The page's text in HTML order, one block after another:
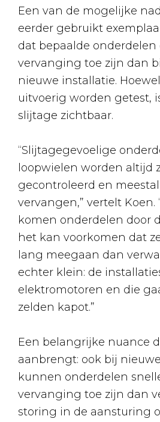
Een van de mogelijke
eerder gebruikt
dat bepaalde onderdelen
vervanging toe zijn dan
nieuwe installatie.
uitvoerig worden getest,
slijtage zichtbaar.
“Slijtagegevoelige
loopwielen worden altijd
gecontroleerd en
vervangen,” vertelt Koen.
komen onderdelen door
het kan voorkomen dat
lang meegaan dan
echter klein: de
elektromotoren en die
zelden kapot.”
Een belangrijke nuance
aanbrengt: ook bij
kunnen onderdelen
vervanging toe zijn dan
storing in de aansturing